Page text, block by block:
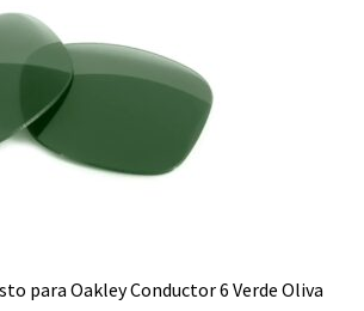
para Oakley Conductor 6 Verde Oliva